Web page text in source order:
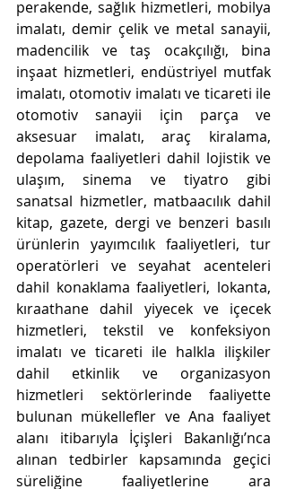
perakende, sağlık hizmetleri, mobilya
imalatı, demir çelik ve metal sanayii,
madencilik ve taş ocakçılığı, bina
inşaat hizmetleri, endüstriyel mutfak
imalatı, otomotiv imalatı ve ticareti ile
otomotiv sanayii için parça ve
aksesuar imalatı, araç kiralama,
depolama faaliyetleri dahil lojistik ve
ulaşım, sinema ve tiyatro gibi
sanatsal hizmetler, matbaacılık dahil
kitap, gazete, dergi ve benzeri basılı
ürünlerin yayımcılık faaliyetleri, tur
operatörleri ve seyahat acenteleri
dahil konaklama faaliyetleri, lokanta,
kıraathane dahil yiyecek ve içecek
hizmetleri, tekstil ve konfeksiyon
imalatı ve ticareti ile halkla ilişkiler
dahil etkinlik ve organizasyon
hizmetleri sektörlerinde faaliyette
bulunan mükellefler ve Ana faaliyet
alanı itibarıyla İçişleri Bakanlığı’nca
alınan tedbirler kapsamında geçici
süreliğine faaliyetlerine ara